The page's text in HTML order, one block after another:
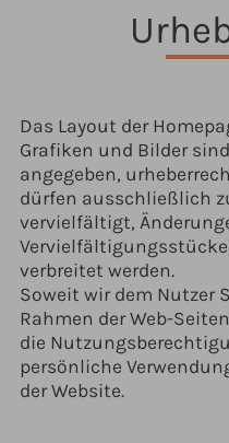
Das Layout der
Grafiken und Bilder
angegeben,
dürfen ausschließlich
vervielfältigt,
verbreitet werden.
Soweit wir dem Nutzer
Rahmen der Web-
die
persönliche
der Website.